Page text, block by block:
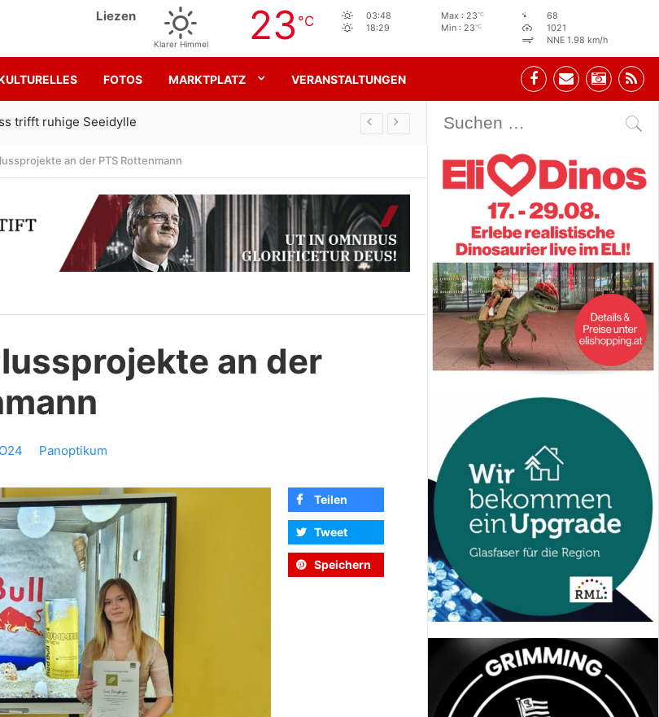
Liezen
Klarer Himmel 23 °C
03:48
18:29
Max : 23°C
Min : 23°C
68
1021
NNE 1.98 km/h
FOTOS MARKTPLATZ VERANSTALTUNGEN
den SK Sturm Stehbeisl Stainach Öffnungszeiten
an der PTS Rottenmann
an der
Panoptikum
Teilen
Tweet
Speichern